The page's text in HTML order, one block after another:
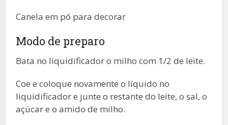
Canela em pó para decorar
Modo de preparo
Bata no liquidificador o milho com 1/2 de leite.
Coe e coloque novamente o líquido no
liquidificador e junte o restante do leite, o sal, o
açúcar e o amido de milho.